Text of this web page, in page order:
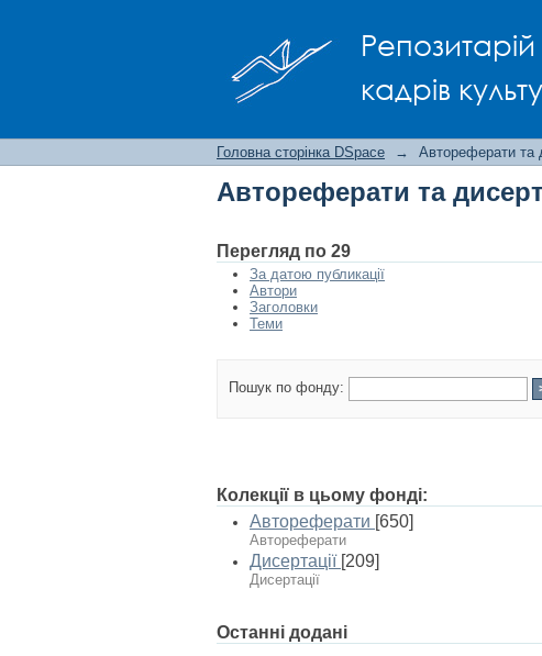
кадрів
Головна сторінка DSpace → Автореферати та
Автореферати та
Перегляд по 29
За датою публикації
Автори
Заголовки
Теми
Пошук по фонду:
Колекції в цьому фонді:
Автореферати [650]
Автореферати
Дисертації [209]
Дисертації
Останні додані